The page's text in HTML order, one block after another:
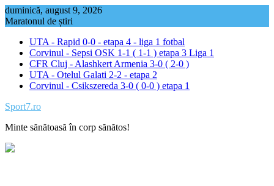
Skip
to
duminică, august 9, 2026
Maratonul de știri
UTA - Rapid 0-0 - etapa 4 - liga 1 fotbal
Corvinul - Sepsi OSK 1-1 ( 1-1 ) etapa 3 Liga 1
CFR Cluj - Alashkert Armenia 3-0 ( 2-0 )
UTA - Otelul Galati 2-2 - etapa 2
Corvinul - Csikszereda 3-0 ( 0-0 ) etapa 1
Sport7.ro
Minte sănătoasă în corp sănătos!